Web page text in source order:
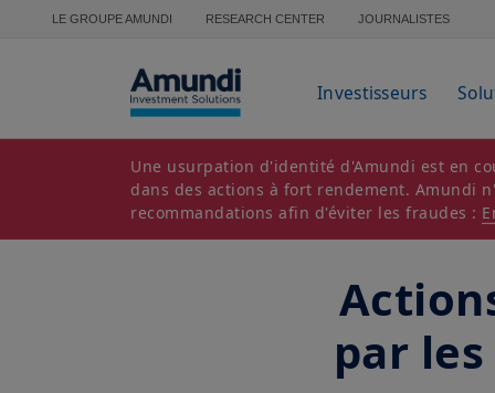
Aller au contenu principal
LE GROUPE AMUNDI RESEARCH CENTER JOURNALISTES
Investisseurs
Une usurpation d'identité d'Amundi est en
dans des actions à fort rendement. Amundi
recommandations afin d'éviter les fraudes :
par